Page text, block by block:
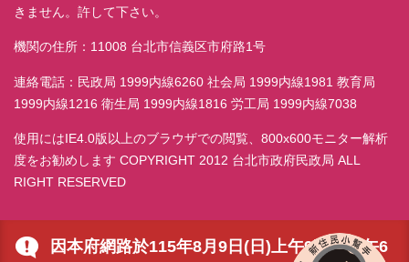
因本府網路於115年8月9日(日)上午9時至下午6
きません。許して下さい。
機関の住所：11008 台北市信義区市府路1号
連絡電話：民政局 1999内線6260 社会局 1999内線1981 教育局
1999内線1216 衛生局 1999内線1816 労工局 1999内線7038
使用にはIE4.0版以上のブラウザでの閲覧、800x600モニター解析
度をお勧めします COPYRIGHT 2012 台北市政府民政局 ALL
RIGHT RESERVED